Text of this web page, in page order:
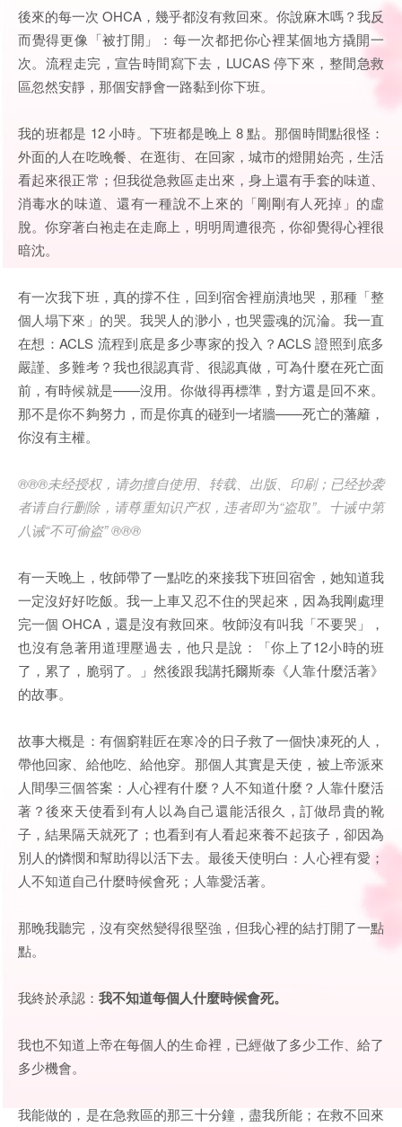
後來的每一次 OHCA，幾乎都沒有救回來。你說麻木嗎？我反
而覺得更像「被打開」：每一次都把你心裡某個地方撬開一
次。流程走完，宣告時間寫下去，LUCAS 停下來，整間急救
區忽然安靜，那個安靜會一路黏到你下班。
我的班都是 12 小時。下班都是晚上 8 點。那個時間點很怪：
外面的人在吃晚餐、在逛街、在回家，城市的燈開始亮，生活
看起來很正常；但我從急救區走出來，身上還有手套的味道、
消毒水的味道、還有一種說不上來的「剛剛有人死掉」的虛
脫。你穿著白袍走在走廊上，明明周遭很亮，你卻覺得心裡很
暗沈。
有一次我下班，真的撐不住，回到宿舍裡崩潰地哭，那種「整
個人塌下來」的哭。我哭人的渺小，也哭靈魂的沉淪。我一直
在想：ACLS 流程到底是多少專家的投入？ACLS 證照到底多
嚴謹、多難考？我也很認真背、很認真做，可為什麼在死亡面
前，有時候就是——沒用。你做得再標準，對方還是回不來。
那不是你不夠努力，而是你真的碰到一堵牆——死亡的藩籬，
你沒有主權。
®®®未经授权，请勿擅自使用、转载、出版、印刷；已经抄袭
者请自行删除，请尊重知识产权，违者即为“盗取”。十诫中第
八诫“不可偷盗” ®®®
有一天晚上，牧師帶了一點吃的來接我下班回宿舍，她知道我
一定沒好好吃飯。我一上車又忍不住的哭起來，因為我剛處理
完一個 OHCA，還是沒有救回來。牧師沒有叫我「不要哭」，
也沒有急著用道理壓過去，他只是說：「你上了12小時的班
了，累了，脆弱了。」然後跟我講托爾斯泰《人靠什麼活著》
的故事。
故事大概是：有個窮鞋匠在寒冷的日子救了一個快凍死的人，
帶他回家、給他吃、給他穿。那個人其實是天使，被上帝派來
人間學三個答案：人心裡有什麼？人不知道什麼？人靠什麼活
著？後來天使看到有人以為自己還能活很久，訂做昂貴的靴
子，結果隔天就死了；也看到有人看起來養不起孩子，卻因為
別人的憐憫和幫助得以活下去。最後天使明白：人心裡有愛；
人不知道自己什麼時候會死；人靠愛活著。
那晚我聽完，沒有突然變得很堅強，但我心裡的結打開了一點
點。
我終於承認： 我不知道每個人什麼時候會死。
我也不知道上帝在每個人的生命裡，已經做了多少工作、給了
多少機會。
我能做的，是在急救區的那三十分鐘，盡我所能；在救不回來